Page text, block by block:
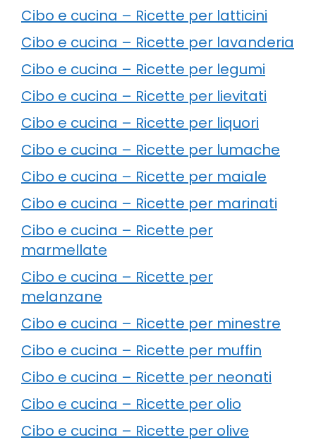
Cibo e cucina – Ricette per latticini
Cibo e cucina – Ricette per lavanderia
Cibo e cucina – Ricette per legumi
Cibo e cucina – Ricette per lievitati
Cibo e cucina – Ricette per liquori
Cibo e cucina – Ricette per lumache
Cibo e cucina – Ricette per maiale
Cibo e cucina – Ricette per marinati
Cibo e cucina – Ricette per
marmellate
Cibo e cucina – Ricette per
melanzane
Cibo e cucina – Ricette per minestre
Cibo e cucina – Ricette per muffin
Cibo e cucina – Ricette per neonati
Cibo e cucina – Ricette per olio
Cibo e cucina – Ricette per olive